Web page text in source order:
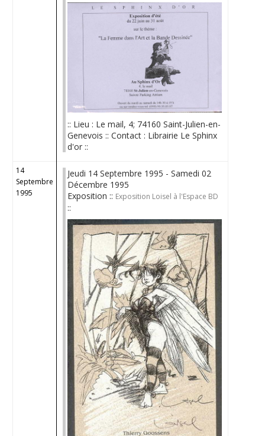
:: Lieu : Le mail, 4; 74160 Saint-Julien-en-
Genevois :: Contact : Librairie Le Sphinx
d'or ::
14
Septembre
1995
Jeudi 14 Septembre 1995 - Samedi 02
Décembre 1995
Exposition :: Exposition Loisel à l'Espace BD
::